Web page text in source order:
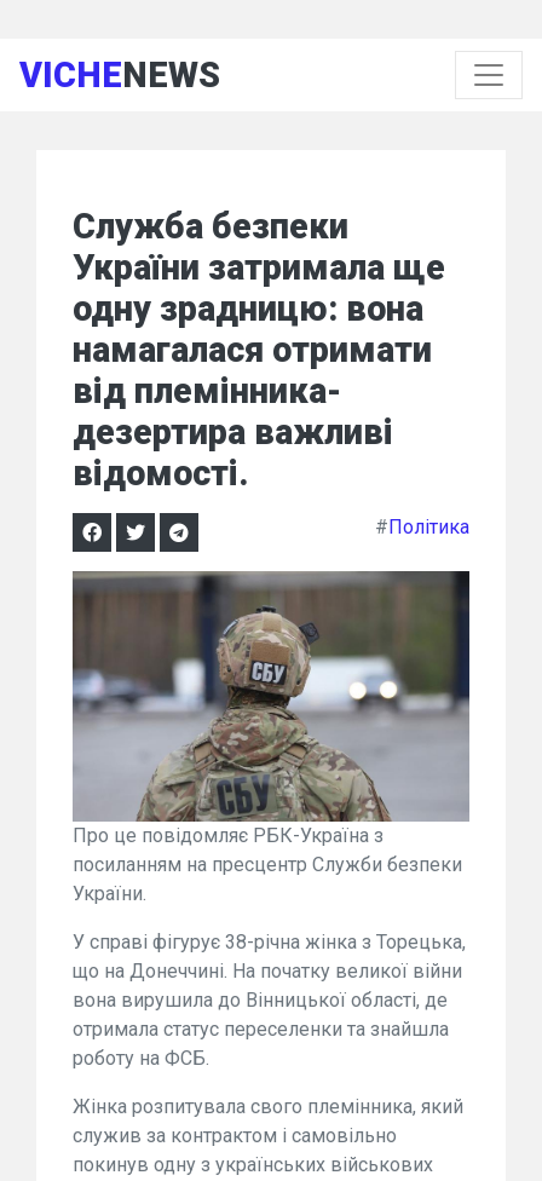
VICHENEWS
Служба безпеки
України затримала ще
одну зрадницю: вона
намагалася отримати
від племінника-
дезертира важливі
відомості.
#Політика
Про це повідомляє РБК-Україна з
посиланням на пресцентр Служби безпеки
України.
У справі фігурує 38-річна жінка з Торецька,
що на Донеччині. На початку великої війни
вона вирушила до Вінницької області, де
отримала статус переселенки та знайшла
роботу на ФСБ.
Жінка розпитувала свого племінника, який
служив за контрактом і самовільно
покинув одну з українських військових